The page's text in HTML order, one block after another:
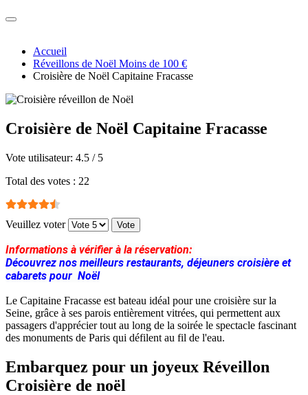
Accueil
Réveillons de Noël Moins de 100 €
Croisière de Noël Capitaine Fracasse
Croisière de Noël Capitaine Fracasse
Vote utilisateur: 4.5 / 5
Total des votes : 22
Veuillez voter
Informations à vérifier à la réservation:
Découvrez nos meilleurs restaurants, déjeuners croisière et
cabarets pour Noël
Le Capitaine Fracasse est bateau idéal pour une croisière sur la
Seine, grâce à ses parois entièrement vitrées, qui permettent aux
passagers d'apprécier tout au long de la soirée le spectacle fascinant
des monuments de Paris qui défilent au fil de l'eau.
Embarquez pour un joyeux Réveillon
Croisière de noël